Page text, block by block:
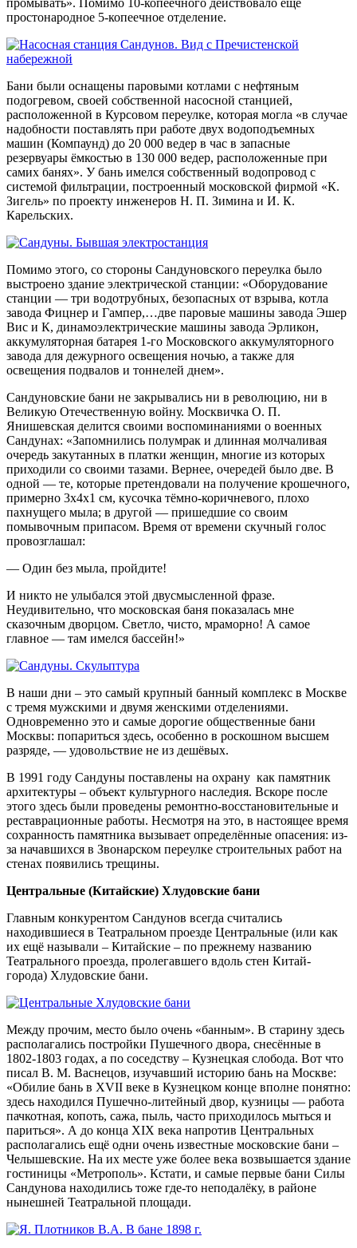
простонародное 5-копеечное отделение.
Бани были оснащены паровыми котлами с нефтяным
подогревом, своей собственной насосной станцией,
расположенной в Курсовом переулке, которая могла «в случае
надобности поставлять при работе двух водоподъемных
машин (Компаунд) до 20 000 ведер в час в запасные
резервуары ёмкостью в 130 000 ведер, расположенные при
самих банях». У бань имелся собственный водопровод с
системой фильтрации, построенный московской фирмой «К.
Зигель» по проекту инженеров Н. П. Зимина и И. К.
Карельских.
Помимо этого, со стороны Сандуновского переулка было
выстроено здание электрической станции: «Оборудование
станции — три водотрубных, безопасных от взрыва, котла
завода Фицнер и Гампер,…две паровые машины завода Эшер
Вис и К, динамоэлектрические машины завода Эрликон,
аккумуляторная батарея 1-го Московского аккумуляторного
завода для дежурного освещения ночью, а также для
освещения подвалов и тоннелей днем».
Сандуновские бани не закрывались ни в революцию, ни в
Великую Отечественную войну. Москвичка О. П.
Янишевская делится своими воспоминаниями о военных
Сандунах: «Запомнились полумрак и длинная молчаливая
очередь закутанных в платки женщин, многие из которых
приходили со своими тазами. Вернее, очередей было две. В
одной — те, которые претендовали на получение крошечного,
примерно 3х4х1 см, кусочка тёмно-коричневого, плохо
пахнущего мыла; в другой — пришедшие со своим
помывочным припасом. Время от времени скучный голос
провозглашал:
— Один без мыла, пройдите!
И никто не улыбался этой двусмысленной фразе.
Неудивительно, что московская баня показалась мне
сказочным дворцом. Светло, чисто, мраморно! А самое
главное — там имелся бассейн!»
В наши дни – это самый крупный банный комплекс в Москве
с тремя мужскими и двумя женскими отделениями.
Одновременно это и самые дорогие общественные бани
Москвы: попариться здесь, особенно в роскошном высшем
разряде, — удовольствие не из дешёвых.
В 1991 году Сандуны поставлены на охрану как памятник
архитектуры – объект культурного наследия. Вскоре после
этого здесь были проведены ремонтно-восстановительные и
реставрационные работы. Несмотря на это, в настоящее время
сохранность памятника вызывает определённые опасения: из-
за начавшихся в Звонарском переулке строительных работ на
стенах появились трещины.
Центральные (Китайские) Хлудовские бани
Главным конкурентом Сандунов всегда считались
находившиеся в Театральном проезде Центральные (или как
их ещё называли – Китайские – по прежнему названию
Театрального проезда, пролегавшего вдоль стен Китай-
города) Хлудовские бани.
Между прочим, место было очень «банным». В старину здесь
располагались постройки Пушечного двора, снесённые в
1802-1803 годах, а по соседству – Кузнецкая слобода. Вот что
писал В. М. Васнецов, изучавший историю бань на Москве:
«Обилие бань в XVII веке в Кузнецком конце вполне понятно:
здесь находился Пушечно-литейный двор, кузницы — работа
пачкотная, копоть, сажа, пыль, часто приходилось мыться и
париться». А до конца XIX века напротив Центральных
располагались ещё одни очень известные московские бани –
Челышевские. На их месте уже более века возвышается здание
гостиницы «Метрополь». Кстати, и самые первые бани Силы
Сандунова находились тоже где-то неподалёку, в районе
нынешней Театральной площади.